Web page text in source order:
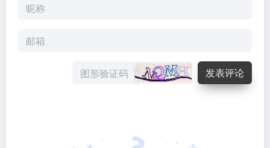
发表评论